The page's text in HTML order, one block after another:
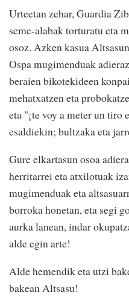
Urteetan zehar, Guardia
seme-alabak torturatu eta
osoz. Azken kasua
Ospa mugimenduak
beraien bikotekideen
mehatxatzen eta
eta "¡te voy a meter un tiro
esaldiekin; bultzaka eta
Gure elkartasun osoa
herritarrei eta atxilotuak
mugimenduak eta
borroka honetan, eta segi
aurka lanean, indar
alde egin arte!
Alde hemendik eta utzi
bakean Altsasu!